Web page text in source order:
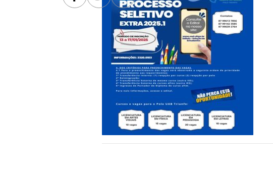
Facebook
TwitterLinkedin